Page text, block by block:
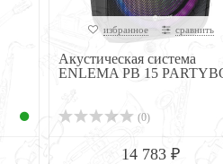
избранное сравнить
Акустическая система
ENLEMA PB 15
(0)
14 783 ₽